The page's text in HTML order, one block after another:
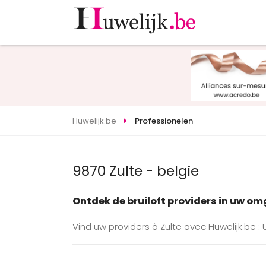
Huwelijk.be Professionelen
9870 Zulte - belgie
Ontdek de bruiloft providers in uw
Vind uw providers à Zulte avec Huwelijk.be